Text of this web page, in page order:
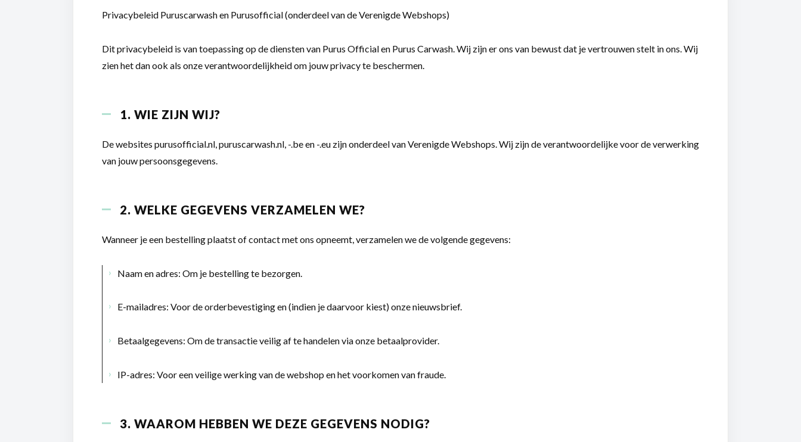
Privacybeleid Puruscarwash en Purusofficial (onderdeel van de Verenigde Webshops)
Dit privacybeleid is van toepassing op de diensten van Purus Officialen Purus Carwash . Wij zijn er ons van bewust dat je vertrouwen stelt in ons. Wij
zien het dan ook als onze verantwoordelijkheid om jouw privacy te beschermen.
1. WIE ZIJN WIJ?
De websites purusofficial.nl, puruscarwash.nl, -.be en -.eu zijn onderdeel vanVerenigde Webshops . Wij zijn de verantwoordelijke voor de verwerking
van jouw persoonsgegevens.
2. WELKE GEGEVENS VERZAMELEN WE?
Wanneer je een bestelling plaatst of contact met ons opneemt, verzamelen we de volgende gegevens:
Naam en adres: Om je bestelling te bezorgen.
E-mailadres: Voor de orderbevestiging en (indien je daarvoor kiest) onze nieuwsbrief.
Betaalgegevens: Om de transactie veilig af te handelen via onze betaalprovider.
IP-adres: Voor een veilige werking van de webshop en het voorkomen van fraude.
3. WAAROM HEBBEN WE DEZE GEGEVENS NODIG?